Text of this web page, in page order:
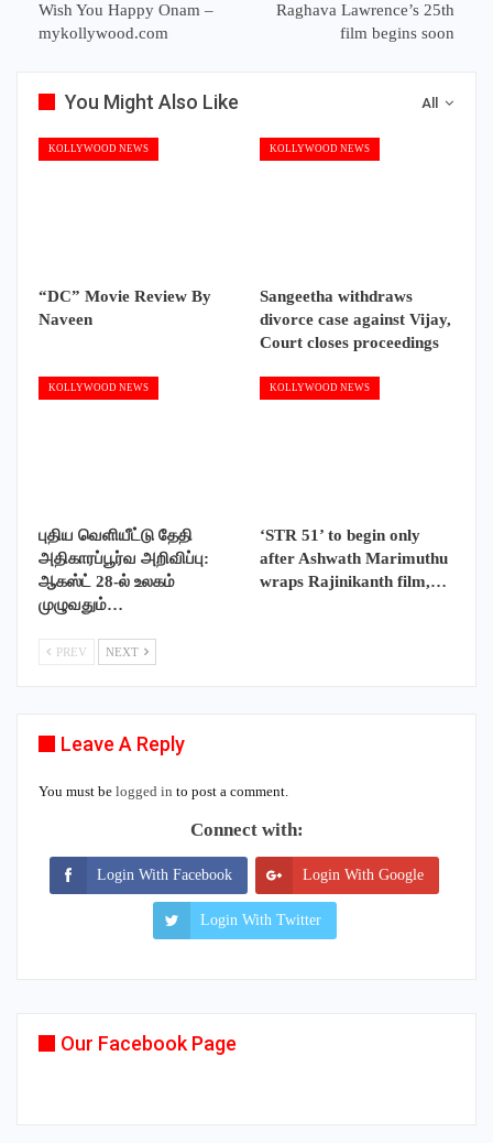
Wish You Happy Onam –
mykollywood.com
Raghava Lawrence’s 25th
film begins soon
All
You Might Also Like
KOLLYWOOD NEWS
“DC” Movie Review By
Naveen
KOLLYWOOD NEWS
Sangeetha withdraws
divorce case against Vijay,
Court closes proceedings
KOLLYWOOD NEWS
புதிய வெளியீட்டு தேதி
அதிகாரப்பூர்வ அறிவிப்பு:
ஆகஸ்ட் 28-ல் உலகம்
முழுவதும்…
KOLLYWOOD NEWS
‘STR 51’ to begin only
after Ashwath Marimuthu
wraps Rajinikanth film,…
PREV NEXT
Leave A Reply
You must be logged in to post a comment.
Connect with:
Login With Facebook Login With Google
Login With Twitter
Our Facebook Page